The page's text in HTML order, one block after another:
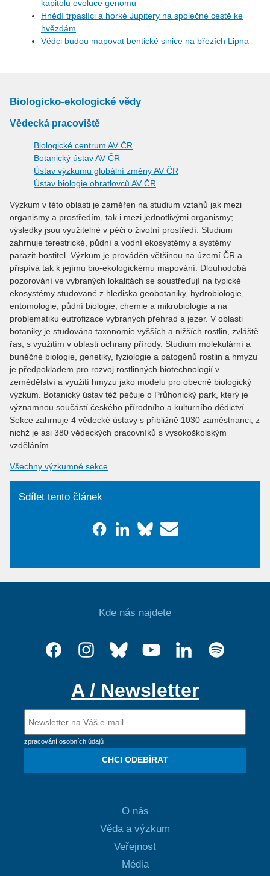
kapitolu evoluce genomu
Hnědí trpaslíci a horké Jupitery na společné cestě ke
hvězdám
Vědci budou mapovat bentické sinice na březích Lipna
Biologicko-ekologické vědy
Vědecká pracoviště
Biologické centrum AV ČR
Botanický ústav AV ČR
Ústav výzkumu globální změny AV ČR
Ústav biologie obratlovců AV ČR
Výzkum v této oblasti je zaměřen na studium vztahů jak mezi
organismy a prostředím, tak i mezi jednotlivými organismy;
výsledky jsou využitelné v péči o životní prostředí. Studium
zahrnuje terestrické, půdní a vodní ekosystémy a systémy
parazit-hostitel. Výzkum je prováděn většinou na území ČR a
přispívá tak k jejímu bio-ekologickému mapování. Dlouhodobá
pozorování ve vybraných lokalitách se soustřeďují na typické
ekosystémy studované z hlediska geobotaniky, hydrobiologie,
entomologie, půdní biologie, chemie a mikrobiologie a na
problematiku eutrofizace vybraných přehrad a jezer. V oblasti
botaniky je studována taxonomie vyšších a nižších rostlin, zvláště
řas, s využitím v oblasti ochrany přírody. Studium molekulární a
buněčné biologie, genetiky, fyziologie a patogenů rostlin a hmyzu
je předpokladem pro rozvoj rostlinných biotechnologií v
zemědělství a využití hmyzu jako modelu pro obecně biologický
výzkum. Botanický ústav též pečuje o Průhonický park, který je
významnou součástí českého přírodního a kulturního dědictví.
Sekce zahrnuje 4 vědecké ústavy s přibližně 1030 zaměstnanci, z
nichž je asi 380 vědeckých pracovníků s vysokoškolským
vzděláním.
Všechny výzkumné sekce
Sdílet tento článek
Kde nás najdete
A / Newsletter
zpracování osobních údajů
CHCI ODEBÍRAT
O nás
Věda a výzkum
Veřejnost
Média